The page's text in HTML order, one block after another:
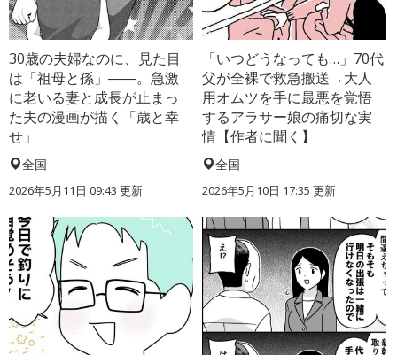
30歳の夫婦なのに、見た目
は「祖母と孫」――。急激
に老いる妻と成長が止まっ
た夫の漫画が描く「歳と幸
せ」
全国
2026年5月11日 09:43 更新
「いつどうなっても…」70代
父が全裸で救急搬送→大人
用オムツを手に最悪を覚悟
するアラサー娘の痛切な実
情【作者に聞く】
全国
2026年5月10日 17:35 更新